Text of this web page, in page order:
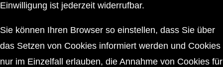
Einwilligung ist jederzeit widerrufbar.
Sie können Ihren Browser so einstellen, dass Sie über
das Setzen von Cookies informiert werden und Cookies
nur im Einzelfall erlauben, die Annahme von Cookies für